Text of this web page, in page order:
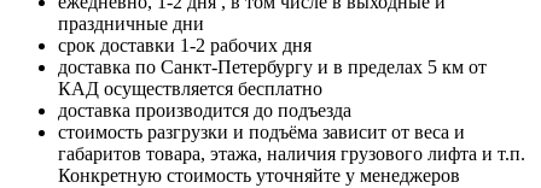
праздничные дни
срок доставки 1-2 рабочих дня
доставка по Санкт-Петербургу и в пределах 5 км от
КАД осуществляется бесплатно
доставка производится до подъезда
стоимость разгрузки и подъёма зависит от веса и
габаритов товара, этажа, наличия грузового лифта и т.п.
Конкретную стоимость уточняйте у менеджеров